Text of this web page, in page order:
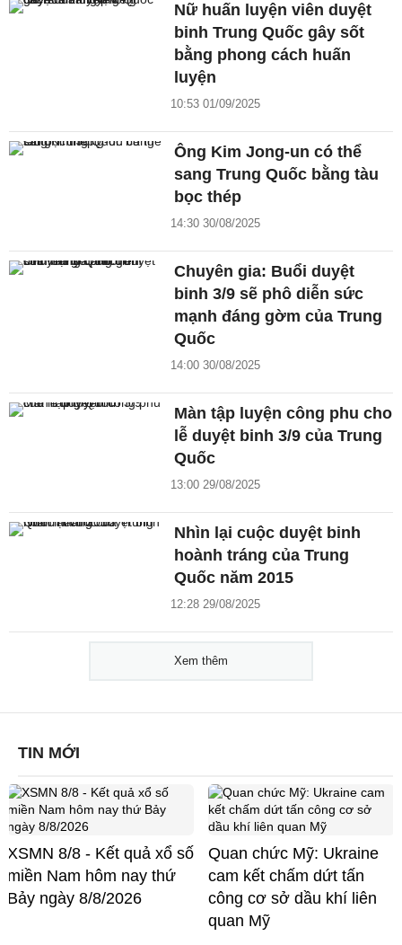
Nữ huấn luyện viên duyệt
binh Trung Quốc gây sốt
bằng phong cách huấn
luyện
10:53 01/09/2025
Ông Kim Jong-un có thể
sang Trung Quốc bằng tàu
bọc thép
14:30 30/08/2025
Chuyên gia: Buổi duyệt
binh 3/9 sẽ phô diễn sức
mạnh đáng gờm của Trung
Quốc
14:00 30/08/2025
Màn tập luyện công phu cho
lễ duyệt binh 3/9 của Trung
Quốc
13:00 29/08/2025
Nhìn lại cuộc duyệt binh
hoành tráng của Trung
Quốc năm 2015
12:28 29/08/2025
Xem thêm
TIN MỚI
XSMN 8/8 - Kết quả xổ số
miền Nam hôm nay thứ
Bảy ngày 8/8/2026
Quan chức Mỹ: Ukraine
cam kết chấm dứt tấn
công cơ sở dầu khí liên
quan Mỹ